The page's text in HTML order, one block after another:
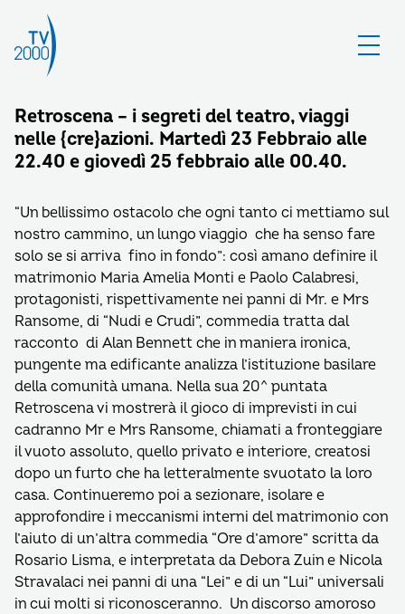
Retroscena – i segreti del teatro, viaggi
nelle {cre}azioni. Martedì 23 Febbraio alle
22.40 e giovedì 25 febbraio alle 00.40.
“Un bellissimo ostacolo che ogni tanto ci mettiamo sul
nostro cammino, un lungo viaggio che ha senso fare
solo se si arriva fino in fondo”: così amano definire il
matrimonio Maria Amelia Monti e Paolo Calabresi,
protagonisti, rispettivamente nei panni di Mr. e Mrs
Ransome, di “Nudi e Crudi”, commedia tratta dal
racconto di Alan Bennett che in maniera ironica,
pungente ma edificante analizza l’istituzione basilare
della comunità umana. Nella sua 20^ puntata
Retroscena vi mostrerà il gioco di imprevisti in cui
cadranno Mr e Mrs Ransome, chiamati a fronteggiare
il vuoto assoluto, quello privato e interiore, creatosi
dopo un furto che ha letteralmente svuotato la loro
casa. Continueremo poi a sezionare, isolare e
approfondire i meccanismi interni del matrimonio con
l’aiuto di un’altra commedia “Ore d’amore” scritta da
Rosario Lisma, e interpretata da Debora Zuin e Nicola
Stravalaci nei panni di una “Lei” e di un “Lui” universali
in cui molti si riconosceranno. Un discorso amoroso